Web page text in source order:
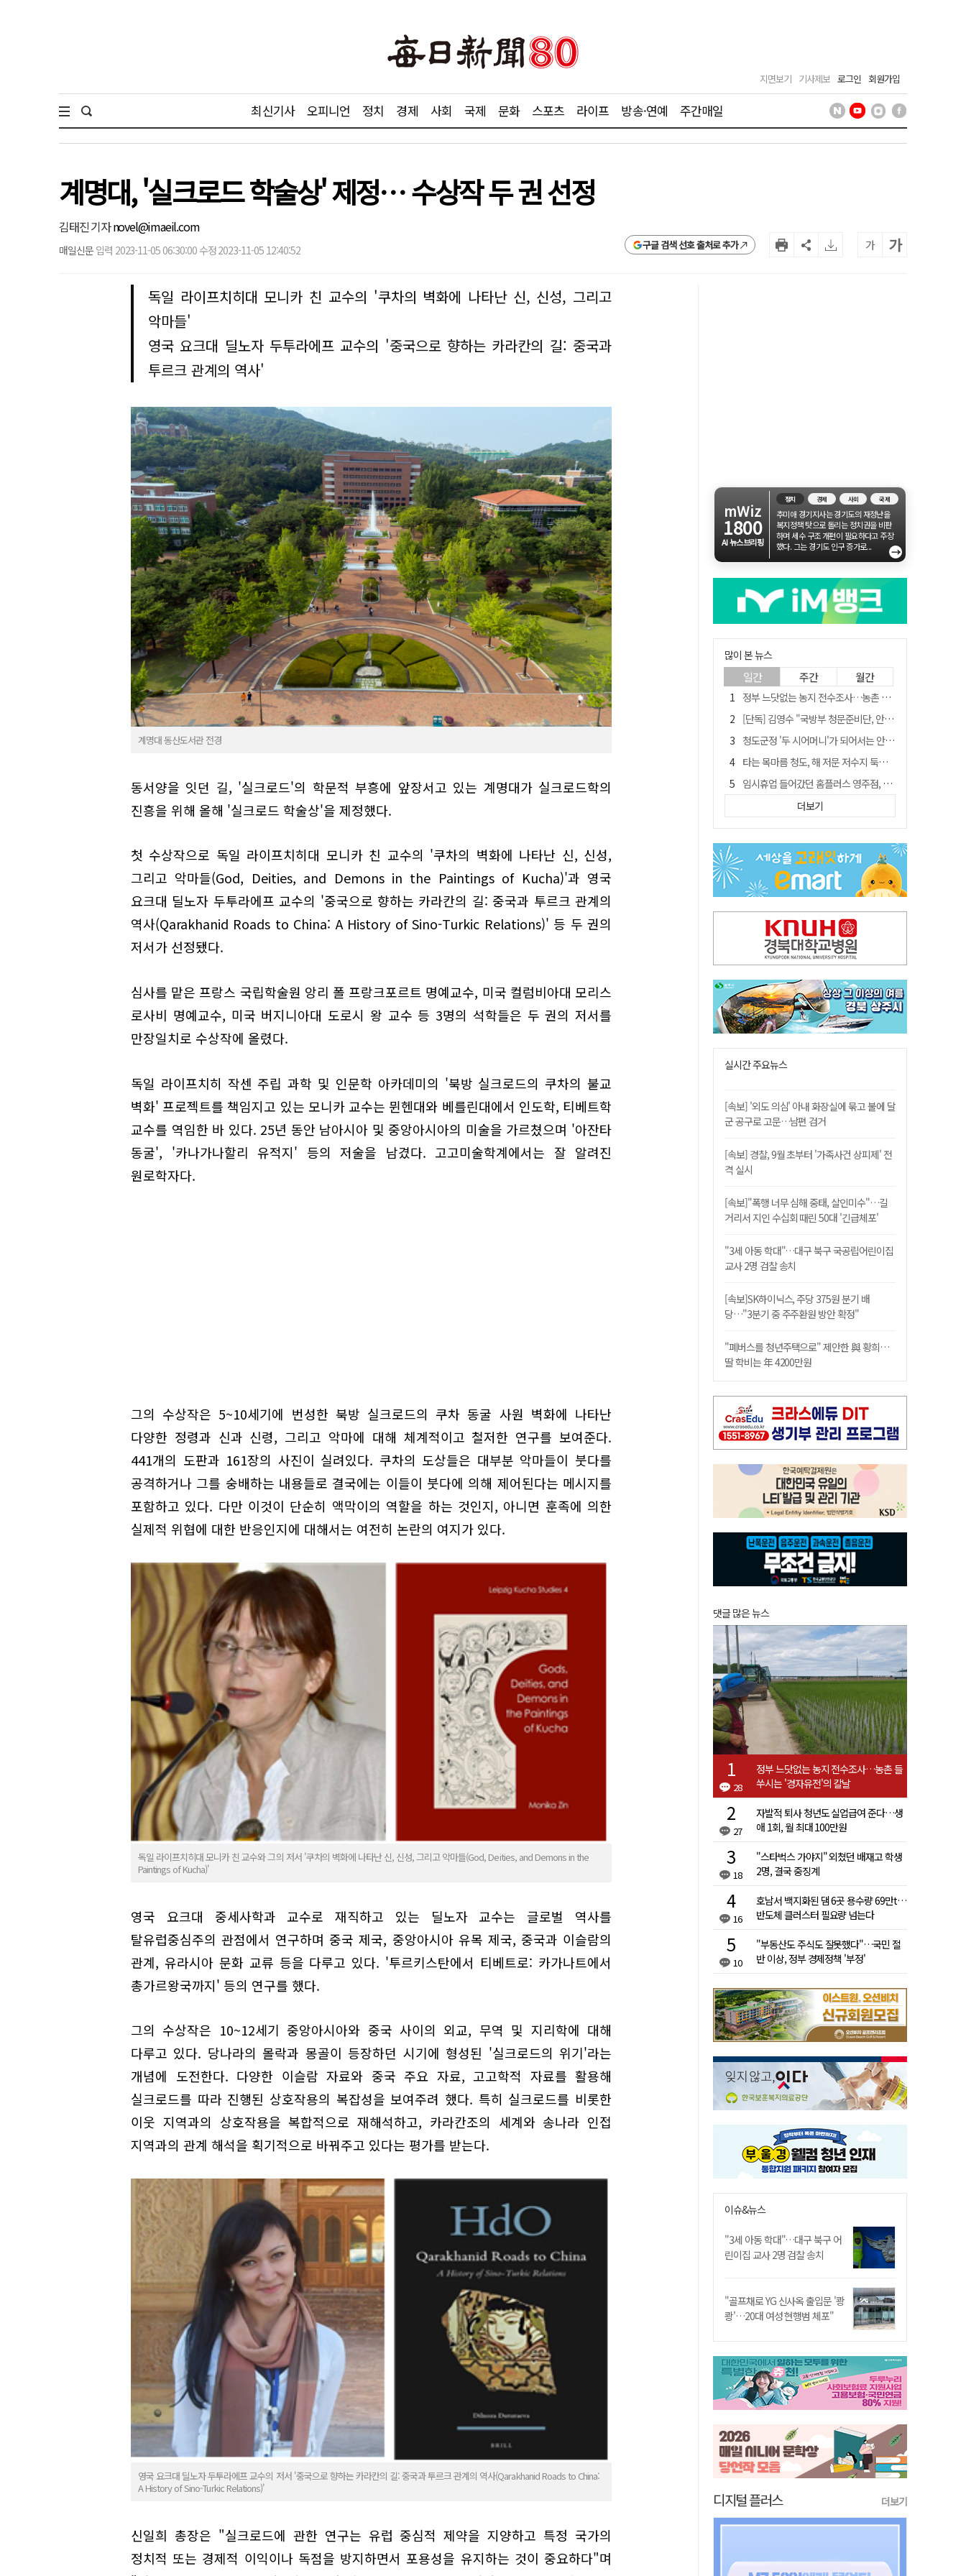
지면보기 기사제보 로그인 회원가입
최신기사 오피니언 정치 경제 사회 국제 문화 스포츠 라이프 방송·연예 주간매일
계명대, '실크로드 학술상' 제정… 수상작 두 권 선정
김태진 기자novel@imaeil.com
매일신문 입력 2023-11-05 06:30:00 수정 2023-11-05 12:40:52 구글 검색 선호 출처로 추가 가 가
독일 라이프치히대 모니카 친 교수의 '쿠차의 벽화에 나타난 신, 신성, 그리고
악마들'
영국 요크대 딜노자 두투라에프 교수의 '중국으로 향하는 카라칸의 길: 중국과
투르크 관계의 역사'
계명대 동산도서관 전경
동서양을 잇던 길, '실크로드'의 학문적 부흥에 앞장서고 있는 계명대가 실크로드학의
진흥을 위해 올해 '실크로드 학술상'을 제정했다.
첫 수상작으로 독일 라이프치히대 모니카 친 교수의 '쿠차의 벽화에 나타난 신, 신성,
그리고 악마들(God, Deities, and Demons in the Paintings of Kucha)'과 영국
요크대 딜노자 두투라에프 교수의 '중국으로 향하는 카라칸의 길: 중국과 투르크 관계의
역사(Qarakhanid Roads to China: A History of Sino-Turkic Relations)' 등 두 권의
저서가 선정됐다.
심사를 맡은 프랑스 국립학술원 앙리 폴 프랑크포르트 명예교수, 미국 컬럼비아대 모리스
로사비 명예교수, 미국 버지니아대 도로시 왕 교수 등 3명의 석학들은 두 권의 저서를
만장일치로 수상작에 올렸다.
독일 라이프치히 작센 주립 과학 및 인문학 아카데미의 '북방 실크로드의 쿠차의 불교
벽화' 프로젝트를 책임지고 있는 모니카 교수는 뮌헨대와 베를린대에서 인도학, 티베트학
교수를 역임한 바 있다. 25년 동안 남아시아 및 중앙아시아의 미술을 가르쳤으며 '아잔타
동굴', '카나가나할리 유적지' 등의 저술을 남겼다. 고고미술학계에서는 잘 알려진
원로학자다.
그의 수상작은 5~10세기에 번성한 북방 실크로드의 쿠차 동굴 사원 벽화에 나타난
다양한 정령과 신과 신령, 그리고 악마에 대해 체계적이고 철저한 연구를 보여준다.
441개의 도판과 161장의 사진이 실려있다. 쿠차의 도상들은 대부분 악마들이 붓다를
공격하거나 그를 숭배하는 내용들로 결국에는 이들이 붓다에 의해 제어된다는 메시지를
포함하고 있다. 다만 이것이 단순히 액막이의 역할을 하는 것인지, 아니면 훈족에 의한
실제적 위협에 대한 반응인지에 대해서는 여전히 논란의 여지가 있다.
독일 라이프치히대 모니카 친 교수와 그의 저서 '쿠차의 벽화에 나타난 신, 신성, 그리고 악마들(God, Deities, and Demons in the
Paintings of Kucha)'
영국 요크대 중세사학과 교수로 재직하고 있는 딜노자 교수는 글로벌 역사를
탈유럽중심주의 관점에서 연구하며 중국 제국, 중앙아시아 유목 제국, 중국과 이슬람의
관계, 유라시아 문화 교류 등을 다루고 있다. '투르키스탄에서 티베트로: 카가나트에서
총가르왕국까지' 등의 연구를 했다.
그의 수상작은 10~12세기 중앙아시아와 중국 사이의 외교, 무역 및 지리학에 대해
다루고 있다. 당나라의 몰락과 몽골이 등장하던 시기에 형성된 '실크로드의 위기'라는
개념에 도전한다. 다양한 이슬람 자료와 중국 주요 자료, 고고학적 자료를 활용해
실크로드를 따라 진행된 상호작용의 복잡성을 보여주려 했다. 특히 실크로드를 비롯한
이웃 지역과의 상호작용을 복합적으로 재해석하고, 카라칸조의 세계와 송나라 인접
지역과의 관계 해석을 획기적으로 바꿔주고 있다는 평가를 받는다.
영국 요크대 딜노자 두투라에프 교수의 저서 '중국으로 향하는 카라칸의 길: 중국과 투르크 관계의 역사(Qarakhanid Roads to China:
A History of Sino-Turkic Relations)'
신일희 총장은 "실크로드에 관한 연구는 유럽 중심적 제약을 지양하고 특정 국가의
정치적 또는 경제적 이익이나 독점을 방지하면서 포용성을 유지하는 것이 중요하다"며
mWiz
1800
AI 뉴스브리핑
정치 경제 사회 국제
추미애 경기지사는 경기도의 재정난을
복지정책 탓으로 돌리는 정치권을 비판
하며 세수 구조 개편이 필요하다고 주장
했다. 그는 경기도 인구 증가로...
→
많이 본 뉴스
일간 주간 월간
정부 느닷없는 농지 전수조사…농촌 들쑤시는 '경자유전'의 칼날
[단독] 김영수 "국방부 청문준비단, 안규백 탈영 알고있었다"
청도군정 '두 시어머니'가 되어서는 안된다
타는 목마름 청도, 해 저문 저수지 둑에 군수가 서 있었다
임시휴업 들어갔던 홈플러스 영주점, 7일 영업 재개…지하 1층만 운영
SK하이닉스, 주당 375원 분기 배당 공시…"3분기 중 주주환원 방안 확정"
신세계사이먼, 대구 아울렛 토지매매 계약 체결… 사업 본궤도
이의준 전 경북도 새마을봉사과장, 제28대 울릉군 부군수 취임
[매일희평] 이재명 안규백의 육사를 보는 논리
더보기
실시간 주요뉴스
[속보] '외도 의심' 아내 화장실에 묶고 불에 달
군 공구로 고문…남편 검거
[속보] 경찰, 9월 초부터 '가족사건 상피제' 전
격 실시
[속보]"폭행 너무 심해 중태, 살인미수"…길
거리서 지인 수십회 때린 50대 '긴급체포'
"3세 아동 학대"…대구 북구 국공립어린이집
교사 2명 검찰 송치
[속보]SK하이닉스, 주당 375원 분기 배
당…"3분기 중 주주환원 방안 확정"
"폐버스를 청년주택으로" 제안한 與 황희…
딸 학비는 年 4200만원
댓글 많은 뉴스
28
정부 느닷없는 농지 전수조사…농촌 들
쑤시는 '경자유전'의 칼날
27
자발적 퇴사 청년도 실업급여 준다…생
애 1회, 월 최대 100만원
18
"스타벅스 가야지" 외쳤던 배재고 학생
2명, 결국 중징계
16
호남서 백지화된 댐 6곳 용수량 69만t…
반도체 클러스터 필요량 넘는다
10
"부동산도 주식도 잘못했다"…국민 절
반 이상, 정부 경제정책 '부정'
이슈&뉴스
"3세 아동 학대"…대구 북구 어
린이집 교사 2명 검찰 송치
"골프채로 YG 신사옥 출입문 '쾅
쾅'…20대 여성 현행범 체포"
디지털 플러스 더보기